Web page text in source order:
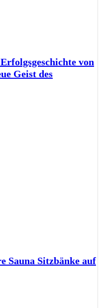
von
Geist des
Sauna Sitzbänke auf